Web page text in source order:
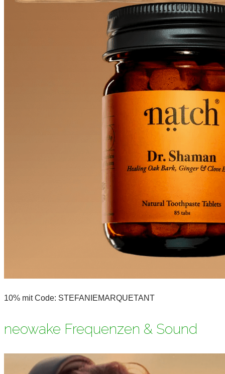
10% mit Code: STEFANIEMARQUETANT
neowake Frequenzen & Sound